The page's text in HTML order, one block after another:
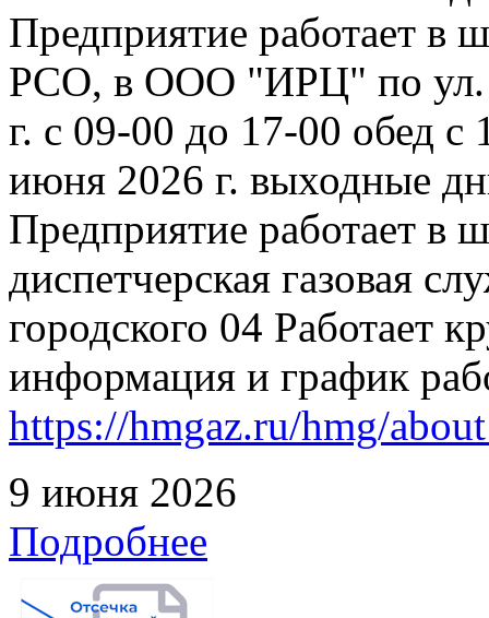
Предприятие работает в
РСО, в ООО "ИРЦ" по ул.
г. с 09-00 до 17-00 обед
июня 2026 г. выходные
Предприятие работает в
диспетчерская газовая
городского 04 Работает
информация и график
https://hmgaz.ru/hmg/
9 июня 2026
Подробнее